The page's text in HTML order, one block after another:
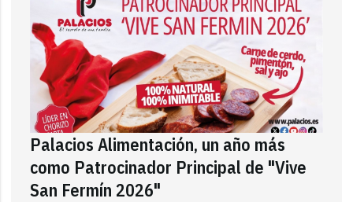
Palacios Alimentación, un año más
como Patrocinador Principal de "Vive
San Fermín 2026"